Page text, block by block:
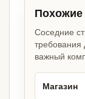
Соседние
требования
важный
Магазин